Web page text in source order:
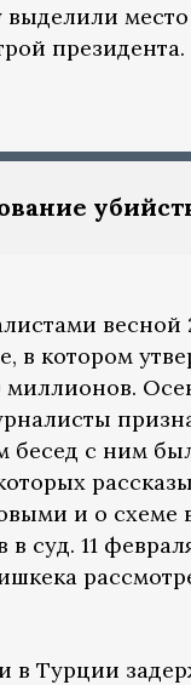
президента.
весной
в котором
миллионов.
бесед с ним
и о схеме
суд. 11
Турции